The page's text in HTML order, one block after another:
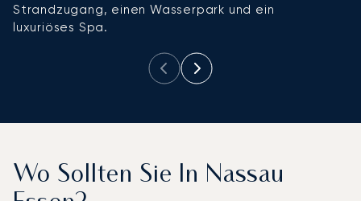
Strandzugang, einen Wasserpark und ein
luxuriöses Spa.
Wo Sollten Sie In Nassau